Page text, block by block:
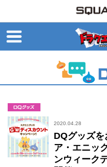
2020.04.28
DQグッズ
ア・エニッ
ンウィーク